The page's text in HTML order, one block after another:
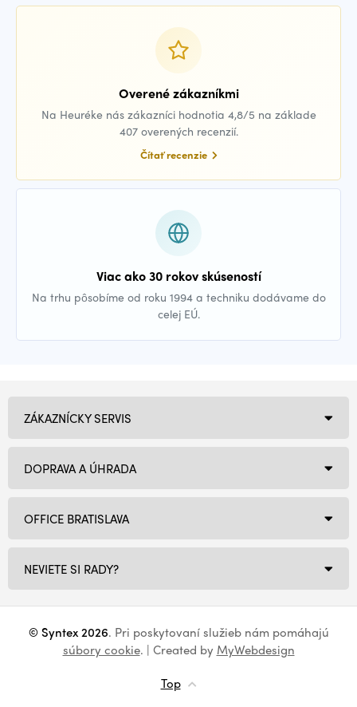
Overené zákazníkmi
Na Heuréke nás zákazníci hodnotia 4,8/5 na základe
407 overených recenzií.
Čítať recenzie
Viac ako 30 rokov skúseností
Na trhu pôsobíme od roku 1994 a techniku dodávame do
celej EÚ.
OFFICE BRATISLAVA
NEVIETE SI RADY?
ZÁKAZNÍCKY SERVIS
DOPRAVA A ÚHRADA
© Syntex 2026. Pri poskytovaní služieb nám pomáhajú
súbory cookie. | Created by MyWebdesign
Top